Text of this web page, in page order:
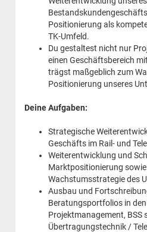
Positionierung als
TK-Umfeld.
Du gestaltest nicht nur
einen Geschäftsbereich
trägst maßgeblich zum
Positionierung unseres
Deine Aufgaben:
Strategische
Geschäfts im Rail- und
Weiterentwicklung und
Marktpositionierung
Wachstumsstrategie des
Ausbau und
Beratungsportfolios in den
Projektmanagement, BSS
Übertragungstechnik /